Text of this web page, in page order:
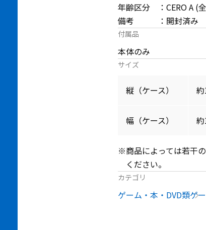
年齢区分 ：CERO A (
備考 ：開封済み
付属品
本体のみ
サイズ
縦（ケース）
幅（ケース）
※商品によっては若干
ください。
カテゴリ
ゲーム・本・DVD類ゲ